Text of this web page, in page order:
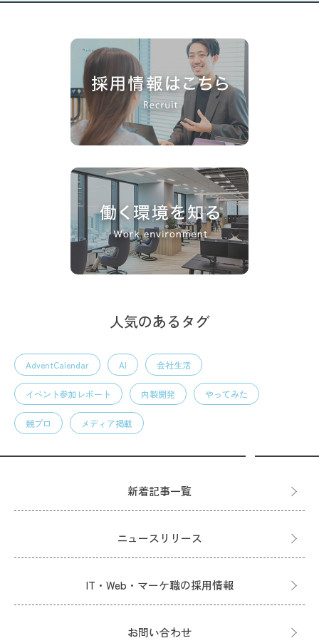
人気のあるタグ
AdventCalendar AI 会社生活
イベント参加レポート 内製開発 やってみた
競プロ メディア掲載
新着記事一覧
ニュースリリース
IT・Web・マーケ職の採用情報
お問い合わせ